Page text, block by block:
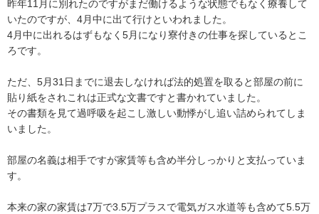
昨年11月に別れたのですがまだ働けるような状態でもなく療養して
いたのですが、4月中に出て行けといわれました。
4月中に出れるはずもなく5月になり寮付きの仕事を探しているとこ
ろです。
ただ、5月31日までに退去しなければ法的処置を取ると部屋の前に
貼り紙をされこれは正式な文書ですと書かれていました。
その書類を見て過呼吸を起こし激しい動悸がし追い詰められてしま
いました。
部屋の名義は相手ですが家賃等も含め半分しっかりと支払っていま
す。
本来の家の家賃は7万で3.5万プラスで電気ガス水道等も含めて5.5万